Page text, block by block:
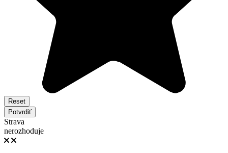
Reset
Potvrdiť
Strava
nerozhoduje